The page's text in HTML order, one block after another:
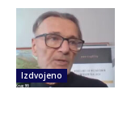
Izdvojeno